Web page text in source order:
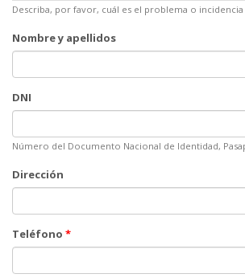
Describa, por favor, cuál es el problema o
Nombre y apellidos
DNI
Número del Documento Nacional de Identidad,
Dirección
Teléfono *